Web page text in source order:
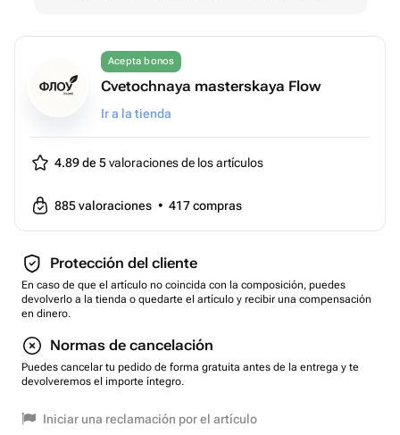
Acepta bonos
Cvetochnaya masterskaya Flow
Ir a la tienda
4.89 de 5valoraciones de los artículos
885valoraciones • 417compras
Protección del cliente
En caso de que el artículo no coincida con la composición, puedes
devolverlo a la tienda o quedarte el artículo y recibir una compensación
en dinero.
Normas de cancelación
Puedes cancelar tu pedido de forma gratuita antes de la entrega y te
devolveremos el importe íntegro.
Iniciar una reclamación por el artículo